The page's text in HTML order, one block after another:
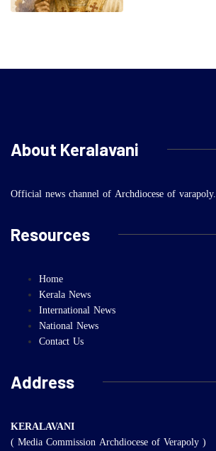
About Keralavani
Official news channel of Archdiocese of varapoly.
Resources
Home
Kerala News
International News
National News
Contact Us
Address
KERALAVANI
( Media Commission Archdiocese of Verapoly )